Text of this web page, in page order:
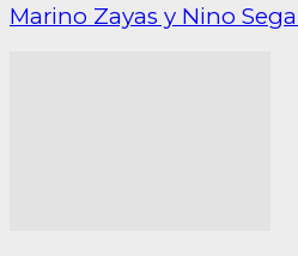
Marino Zayas y Nino